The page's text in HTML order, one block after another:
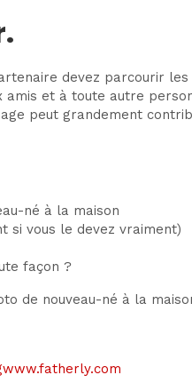
devez parcourir
et à toute autre
peut grandement
né à la maison
si vous le devez vraiment)
façon ?
de nouveau-né à la